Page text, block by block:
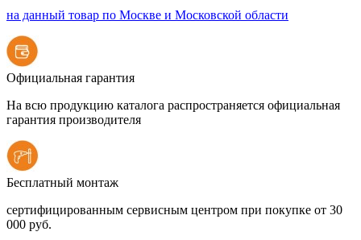
на данный товар по Москве и Московской области
Официальная гарантия
На всю продукцию каталога распространяется официальная
гарантия производителя
Бесплатный монтаж
сертифицированным сервисным центром при покупке от 30
000 руб.